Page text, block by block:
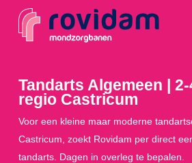
Tandarts Algemeen |
regio Castricum
Voor een kleine maar moderne
Castricum, zoekt Rovidam per direct
tandarts. Dagen in overleg te bepalen.